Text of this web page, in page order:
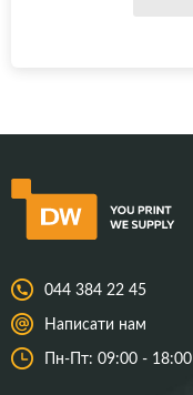
044 384 22 45
Написати нам
Пн-Пт: 09:00 - 18:00